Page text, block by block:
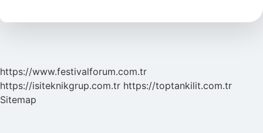
artar
https://www.festivalforum.com.tr
https://isiteknikgrup.com.tr https://toptankilit.com.tr
Sitemap